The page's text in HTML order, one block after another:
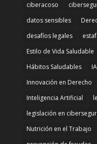
ciberacoso
datos sensibles
desafíos legales
Estilo de Vida Saludable
Hábitos Saludables
Innovación en Derecho
Inteligencia Artificial
legislación en
Nutrición en el Trabajo